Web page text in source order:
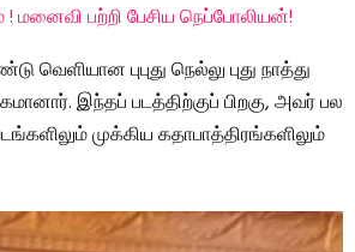
மனைவி பற்றி பேசிய நெப்போலியன்!
புபுது நெல்லு புது நாத்து
இந்தப் படத்திற்குப் பிறகு, அவர் பல
முக்கிய கதாபாத்திரங்களிலும்